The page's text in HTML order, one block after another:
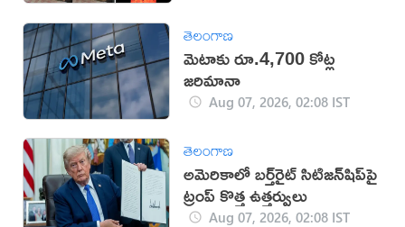
తెలంగాణ
మెటాకు రూ.4,700 కోట్ల
జరిమానా
Aug 07, 2026, 02:08 IST
తెలంగాణ
అమెరికాలో బర్త్‌రైట్ సిటిజన్‌షిప్‌పై
ట్రంప్ కొత్త ఉత్తర్వులు
Aug 07, 2026, 02:08 IST